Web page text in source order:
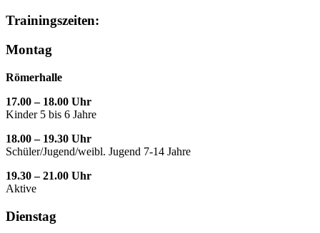
Trainingszeiten:
Montag
Römerhalle
17.00 – 18.00 Uhr
Kinder 5 bis 6 Jahre
18.00 – 19.30 Uhr
Schüler/Jugend/weibl. Jugend 7-14 Jahre
19.30 – 21.00 Uhr
Aktive
Dienstag